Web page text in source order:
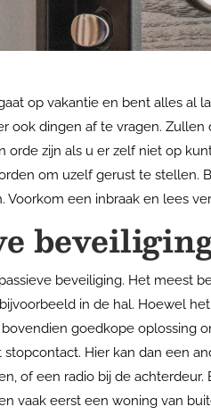
op vakantie en bent alles al
ook dingen af te vragen.
orde zijn als u er zelf niet op
om uzelf gerust te stellen.
Voorkom een inbraak en lees
beveiliging. Het meest
bijvoorbeeld in de hal. Hoewel
goedkope oplossing
Hier kan dan een
of een radio bij de
vaak eerst een woning van